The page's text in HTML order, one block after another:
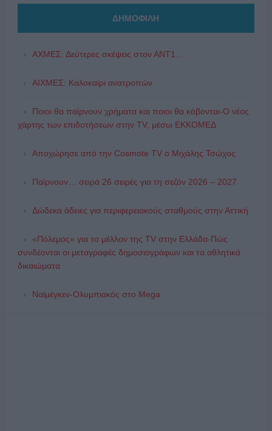
ΔΗΜΟΦΙΛΗ
ΑΧΜΕΣ: Δεύτερες σκέψεις στον ΑΝΤ1...
ΑΙΧΜΕΣ: Καλοκαίρι ανατροπών
Ποιοι θα παίρνουν χρήματα και ποιοι θα κόβονται-Ο νέος
χάρτης των επιδοτήσεων στην TV, μέσω ΕΚΚΟΜΕΔ
Αποχώρησε από την Cosmote TV o Μιχάλης Τσώχος
Παίρνουν… σειρά 26 σειρές για τη σεζόν 2026 – 2027
Δώδεκα άδειες για περιφερειακούς σταθμούς στην Αττική
«Πόλεμος» για το μέλλον της TV στην Ελλάδα-Πώς
συνδέονται οι μεταγραφές δημοσιογράφων και τα αθλητικά
δικαιώματα
Ναϊμέγκεν-Ολυμπιακός στο Mega